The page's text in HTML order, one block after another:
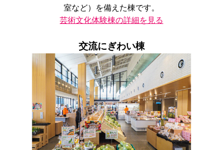
室など）を備えた棟です。
芸術文化体験棟の詳細を見る
交流にぎわい棟